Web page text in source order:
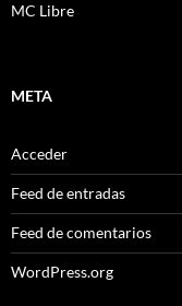
MC Libre
META
Acceder
Feed de entradas
Feed de comentarios
WordPress.org